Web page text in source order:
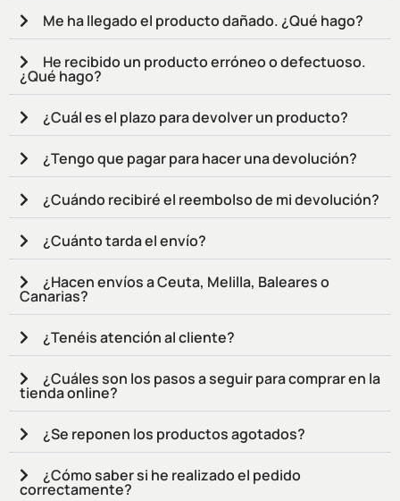
Me ha llegado el producto dañado. ¿Qué hago?
He recibido un producto erróneo o defectuoso.
¿Qué hago?
¿Cuál es el plazo para devolver un producto?
¿Tengo que pagar para hacer una devolución?
¿Cuándo recibiré el reembolso de mi devolución?
¿Cuánto tarda el envío?
¿Hacen envíos a Ceuta, Melilla, Baleares o
Canarias?
¿Tenéis atención al cliente?
¿Cuáles son los pasos a seguir para comprar en la
tienda online?
¿Se reponen los productos agotados?
¿Cómo saber si he realizado el pedido
correctamente?